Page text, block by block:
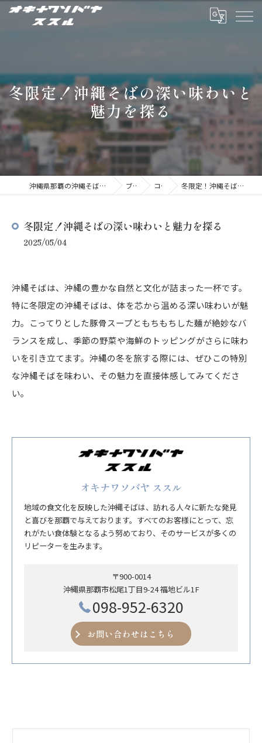
冬限定！沖縄そばの深い味わいと
魅力を探る
沖縄県那覇の沖縄そばならオキナワソバヤ ススル ブログ コラム 冬限定！沖縄そばの深い味わいと魅力を探る
冬限定！沖縄そばの深い味わいと魅力を探る
2025/05/04
沖縄そばは、沖縄の豊かな自然と文化が詰まった一杯です。
特に冬限定の沖縄そばは、体を芯から温める深い味わいが魅
力。こってりとした豚骨スープともちもちした麺が絶妙なバ
ランスを成し、季節の野菜や海鮮のトッピングがさらに味わ
いを引き立てます。沖縄の冬を旅する際には、ぜひこの特別
な沖縄そばを味わい、その魅力を直接体感してみてくださ
い。
オキナワソバヤ ススル
地域の食文化を反映した沖縄そばは、訪れる人々に新たな発見
と喜びを那覇で与えております。すべてのお客様にとって、忘
れがたい食体験となるよう努めており、そのサービスが多くの
リピーターを生みます。
〒900-0014
沖縄県那覇市松尾1丁目9-24 福地ビル1F
098-952-6320
お問い合わせはこちら